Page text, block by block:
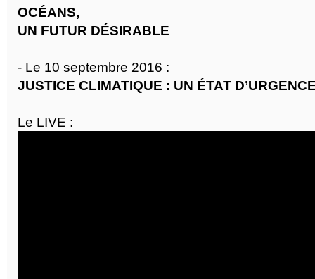
OCÉANS,
UN FUTUR DÉSIRABLE
- Le 10 septembre 2016 :
JUSTICE CLIMATIQUE : UN ÉTAT
Le LIVE :